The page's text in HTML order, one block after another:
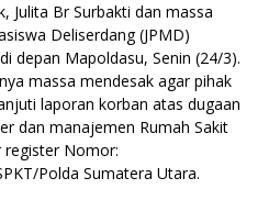
Julita Br Surbakti dan massa
Deliserdang (JPMD)
depan Mapoldasu, Senin (24/3).
massa mendesak agar pihak
laporan korban atas dugaan
dan manajemen Rumah Sakit
Nomor:
Polda Sumatera Utara.